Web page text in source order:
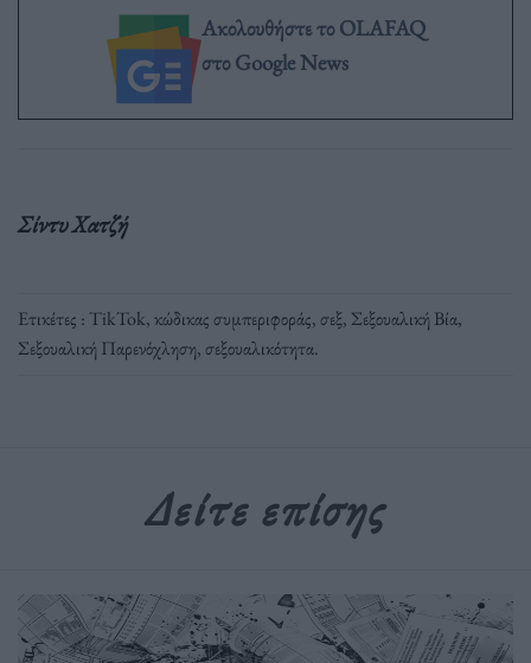
Ακολουθήστε το OLAFAQ
στο Google News
Σίντυ Χατζή
Ετικέτες : TikTok,κώδικας συμπεριφοράς,σεξ, Σεξουαλική Βία,
Σεξουαλική Παρενόχληση,σεξουαλικότητα.
Δείτε επίσης